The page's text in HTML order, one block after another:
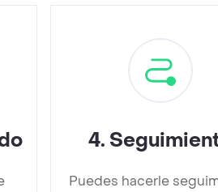
4.
Puedes hacerle